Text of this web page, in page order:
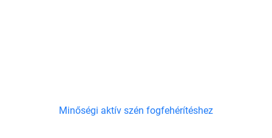
Minőségi aktív szén fogfehérítéshez